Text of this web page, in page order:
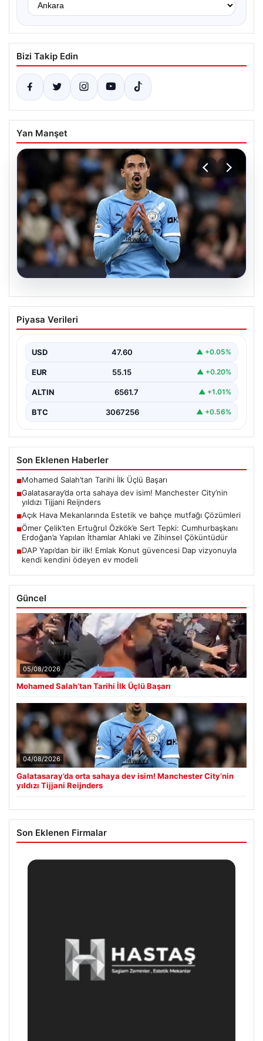
Bizi Takip Edin
Yan Manşet
Galatasaray’da orta sahaya dev isim!
Manchester City’nin yıldızı Tijjani
Piyasa Verileri
USD 47.60 ▲ +0.05%
EUR 55.15 ▲ +0.20%
ALTIN 6561.7 ▲ +1.01%
BTC 3067256 ▲ +0.56%
Son Eklenen Haberler
■Mohamed Salah’tan Tarihi İlk Üçlü Başarı
■Galatasaray’da orta sahaya dev isim! Manchester City’nin
yıldızı Tijjani Reijnders
■Açık Hava Mekanlarında Estetik ve bahçe mutfağı Çözümleri
■Ömer Çelik’ten Ertuğrul Özkök’e Sert Tepki: Cumhurbaşkanı
Erdoğan’a Yapılan İthamlar Ahlaki ve Zihinsel Çöküntüdür
■DAP Yapı’dan bir ilk! Emlak Konut güvencesi Dap vizyonuyla
kendi kendini ödeyen ev modeli
Güncel
05/08/2026
Mohamed Salah’tan Tarihi İlk Üçlü Başarı
04/08/2026
Galatasaray’da orta sahaya dev isim! Manchester City’nin
yıldızı Tijjani Reijnders
Son Eklenen Firmalar